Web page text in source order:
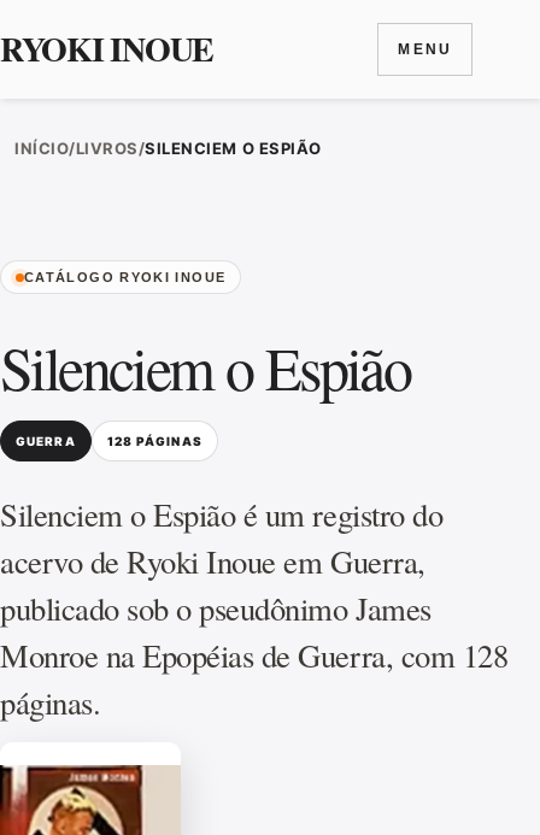
RYOKI INOUE MENU
INÍCIO/LIVROS/SILENCIEM O ESPIÃO
CATÁLOGO RYOKI INOUE
Silenciem o Espião
GUERRA 128 PÁGINAS
Silenciem o Espião é um registro do
acervo de Ryoki Inoue em Guerra,
publicado sob o pseudônimo James
Monroe na Epopéias de Guerra, com 128
páginas.